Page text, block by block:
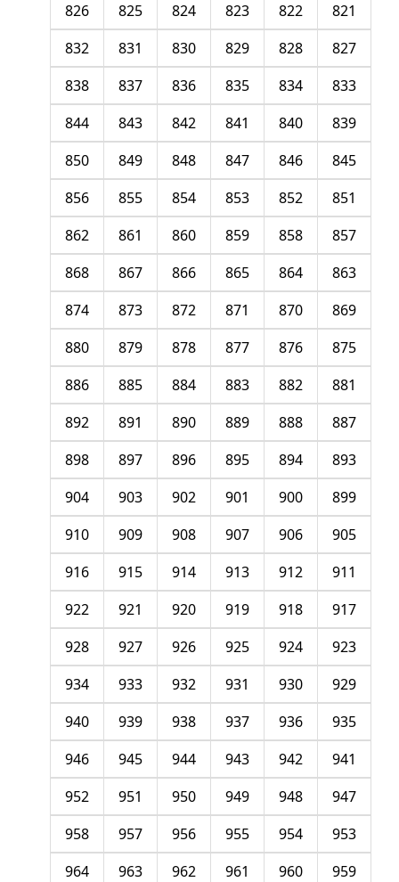
821
822
823
824
825
826
827
828
829
830
831
832
833
834
835
836
837
838
839
840
841
842
843
844
845
846
847
848
849
850
851
852
853
854
855
856
857
858
859
860
861
862
863
864
865
866
867
868
869
870
871
872
873
874
875
876
877
878
879
880
881
882
883
884
885
886
887
888
889
890
891
892
893
894
895
896
897
898
899
900
901
902
903
904
905
906
907
908
909
910
911
912
913
914
915
916
917
918
919
920
921
922
923
924
925
926
927
928
929
930
931
932
933
934
935
936
937
938
939
940
941
942
943
944
945
946
947
948
949
950
951
952
953
954
955
956
957
958
959
960
961
962
963
964